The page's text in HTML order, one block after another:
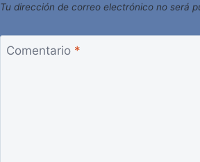
Tu dirección de correo electrónico no será
Comentario *